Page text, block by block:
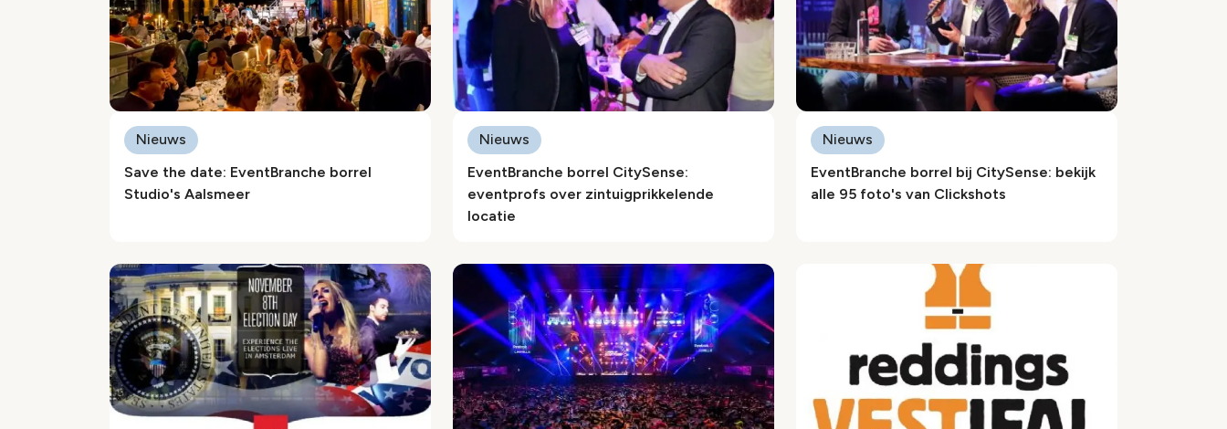
Save the date: EventBranche borrel
Studio's Aalsmeer
Nieuws
EventBranche borrel CitySense:
eventprofs over zintuigprikkelende
locatie
Nieuws
EventBranche borrel bij CitySense: bekijk
alle 95 foto's van Clickshots
Nieuws